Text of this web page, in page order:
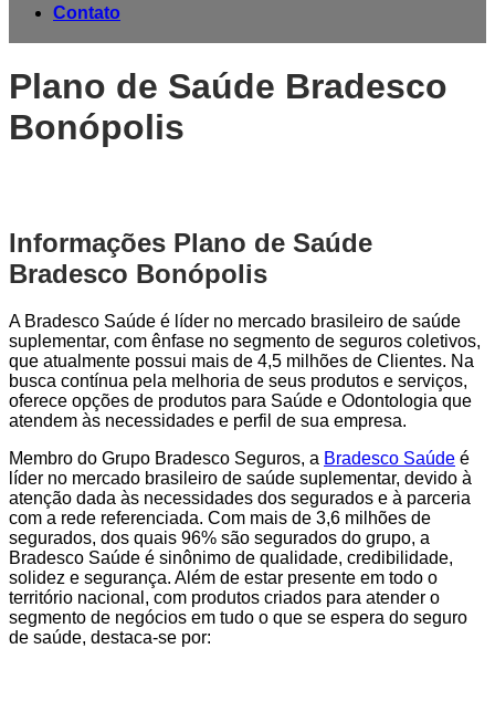
Contato
Plano de Saúde Bradesco
Bonópolis
Informações Plano de Saúde
Bradesco Bonópolis
A Bradesco Saúde é líder no mercado brasileiro de saúde
suplementar, com ênfase no segmento de seguros coletivos,
que atualmente possui mais de 4,5 milhões de Clientes. Na
busca contínua pela melhoria de seus produtos e serviços,
oferece opções de produtos para Saúde e Odontologia que
atendem às necessidades e perfil de sua empresa.
Membro do Grupo Bradesco Seguros, a Bradesco Saúde é
líder no mercado brasileiro de saúde suplementar, devido à
atenção dada às necessidades dos segurados e à parceria
com a rede referenciada. Com mais de 3,6 milhões de
segurados, dos quais 96% são segurados do grupo, a
Bradesco Saúde é sinônimo de qualidade, credibilidade,
solidez e segurança. Além de estar presente em todo o
território nacional, com produtos criados para atender o
segmento de negócios em tudo o que se espera do seguro
de saúde, destaca-se por: